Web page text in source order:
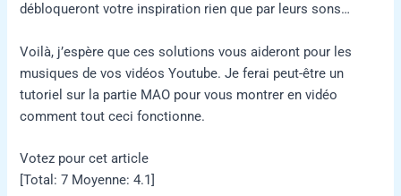
débloqueront votre inspiration rien que par leurs sons…
Voilà, j’espère que ces solutions vous aideront pour les
musiques de vos vidéos Youtube. Je ferai peut-être un
tutoriel sur la partie MAO pour vous montrer en vidéo
comment tout ceci fonctionne.
Votez pour cet article
[Total:7 Moyenne:4.1]